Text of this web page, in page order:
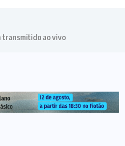
transmitido ao vivo